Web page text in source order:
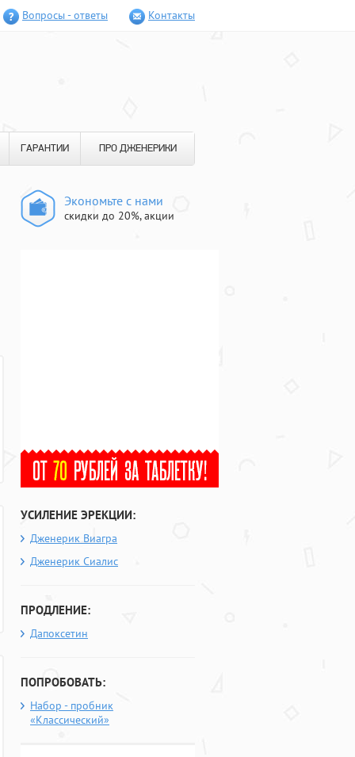
Вопросы - ответы Контакты
ГАРАНТИИ ПРО ДЖЕНЕРИКИ
Экономьте с нами
скидки до 20%, акции
УСИЛЕНИЕ ЭРЕКЦИИ:
Дженерик Виагра
Дженерик Сиалис
ПРОДЛЕНИЕ:
Дапоксетин
ПОПРОБОВАТЬ:
Набор - пробник
«Классический»